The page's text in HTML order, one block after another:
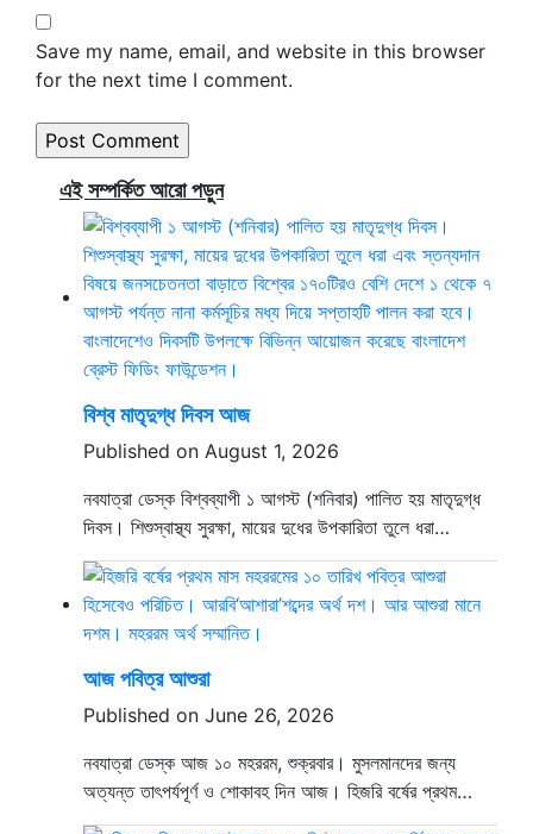
Save my name, email, and website in this browser
for the next time I comment.
এই সম্পর্কিত আরো পড়ুন
বিশ্ব মাতৃদুগ্ধ দিবস আজ
Published on August 1, 2026
নবযাত্রা ডেস্ক বিশ্বব্যাপী ১ আগস্ট (শনিবার) পালিত হয় মাতৃদুগ্ধ
দিবস। শিশুস্বাস্থ্য সুরক্ষা, মায়ের দুধের উপকারিতা তুলে ধরা…
আজ পবিত্র আশুরা
Published on June 26, 2026
নবযাত্রা ডেস্ক আজ ১০ মহররম, শুক্রবার। মুসলমানদের জন্য
অত্যন্ত তাৎপর্যপূর্ণ ও শোকাবহ দিন আজ। হিজরি বর্ষের প্রথম…